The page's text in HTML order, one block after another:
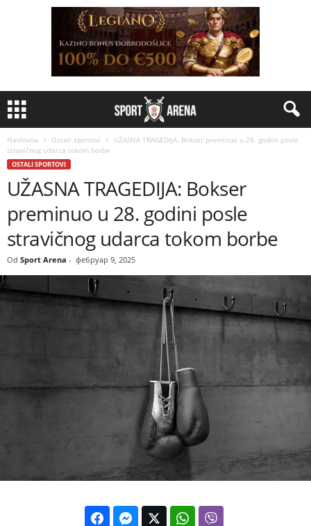
Naslovna Ostali sportovi
UŽASNA TRAGEDIJA: Bokser preminuo u 28. godini posle
stravičnog udarca tokom borbe
OSTALI SPORTOVI
UŽASNA TRAGEDIJA: Bokser
preminuo u 28. godini posle
stravičnog udarca tokom borbe
Od Sport Arena - фебруар 9, 2025